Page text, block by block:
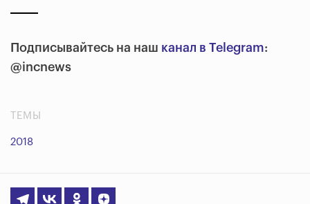
Подписывайтесь на наш канал в Telegram:
@incnews
ТЕМЫ
2018